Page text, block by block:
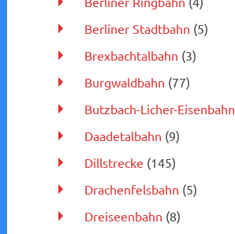
Berliner Stadtbahn (5)
Brexbachtalbahn (3)
Burgwaldbahn (77)
Butzbach-Licher-Eisenbahn
Daadetalbahn (9)
Dillstrecke (145)
Drachenfelsbahn (5)
Dreiseenbahn (8)